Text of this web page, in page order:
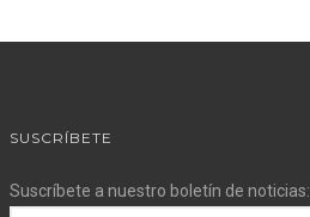
SUSCRÍBETE
Suscríbete a nuestro boletín de noticias: